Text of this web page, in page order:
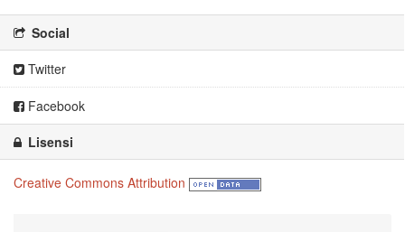
Social
Twitter
Facebook
Lisensi
Creative Commons Attribution